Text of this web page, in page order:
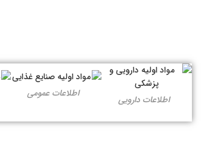
اطلاعات دارویی اطلاعات عمومی